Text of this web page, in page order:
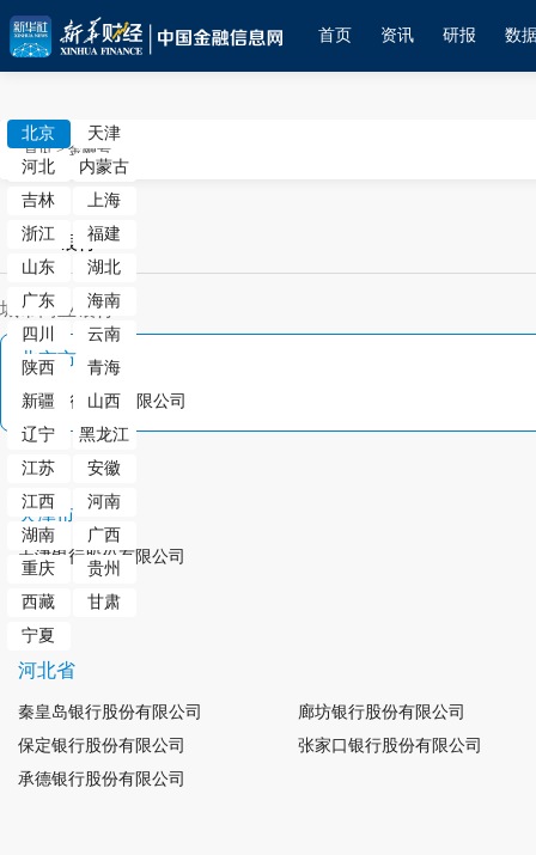
首页 资讯 研报 数
首页>金融号
银行
城市商业银行
北京市
北京银行股份有限公司
天津市
天津银行股份有限公司
河北省
秦皇岛银行股份有限公司
廊坊银行股份有限公司
保定银行股份有限公司
张家口银行股份有限公司
承德银行股份有限公司
北京
天津
河北
内蒙古
吉林
上海
浙江
福建
山东
湖北
广东
海南
四川
云南
陕西
青海
新疆
山西
辽宁
黑龙江
江苏
安徽
江西
河南
湖南
广西
重庆
贵州
西藏
甘肃
宁夏